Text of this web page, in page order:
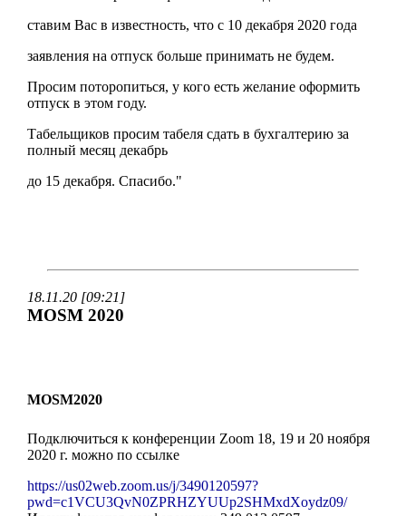
ставим Вас в известность, что с 10 декабря 2020 года
заявления на отпуск больше принимать не будем.
Просим поторопиться, у кого есть желание оформить
отпуск в этом году.
Табельщиков просим табеля сдать в бухгалтерию за
полный месяц декабрь
до 15 декабря. Спасибо."
18.11.20 [09:21]
MOSM 2020
MOSM2020
Подключиться к конференции Zoom 18, 19 и 20 ноября
2020 г. можно по ссылке
https://us02web.zoom.us/j/3490120597?
pwd=c1VCU3QvN0ZPRHZYUUp2SHMxdXoydz09/